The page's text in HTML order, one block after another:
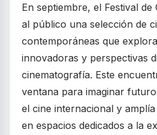
En septiembre, el Festival
al público una selección de
contemporáneas que
innovadoras y perspectivas
cinematografía. Este
ventana para imaginar
el cine internacional y
en espacios dedicados a la